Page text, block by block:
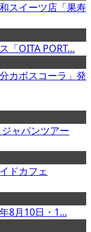
スイーツ店「果寿
「OITA PORT...
カボスコーラ」発
ャパンツアー
ドカフェ
8月10日・1...